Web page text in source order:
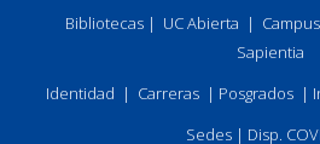
Bibliotecas| UC Abierta |
Sapientia
Identidad | Carreras | Posgrados |
Sedes | Disp.